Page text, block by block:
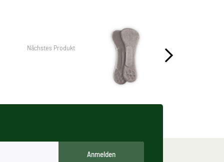
Nächstes Produkt
Anmelden